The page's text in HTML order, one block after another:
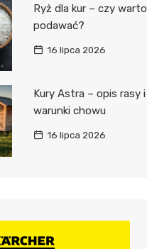
Ryż dla kur – czy warto
podawać?
16 lipca 2026
Kury Astra – opis rasy i
warunki chowu
16 lipca 2026